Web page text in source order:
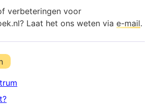
verbeteringen voor
Laat het ons weten via e-mail.